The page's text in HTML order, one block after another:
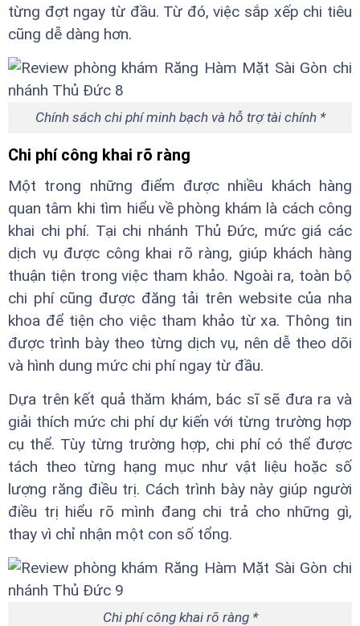
từng đợt ngay từ đầu. Từ đó, việc sắp xếp chi tiêu
cũng dễ dàng hơn.
Chính sách chi phí minh bạch và hỗ trợ tài chính *
Chi phí công khai rõ ràng
Một trong những điểm được nhiều khách hàng
quan tâm khi tìm hiểu về phòng khám là cách công
khai chi phí. Tại chi nhánh Thủ Đức, mức giá các
dịch vụ được công khai rõ ràng, giúp khách hàng
thuận tiện trong việc tham khảo. Ngoài ra, toàn bộ
chi phí cũng được đăng tải trên website của nha
khoa để tiện cho việc tham khảo từ xa. Thông tin
được trình bày theo từng dịch vụ, nên dễ theo dõi
và hình dung mức chi phí ngay từ đầu.
Dựa trên kết quả thăm khám, bác sĩ sẽ đưa ra và
giải thích mức chi phí dự kiến với từng trường hợp
cụ thể. Tùy từng trường hợp, chi phí có thể được
tách theo từng hạng mục như vật liệu hoặc số
lượng răng điều trị. Cách trình bày này giúp người
điều trị hiểu rõ mình đang chi trả cho những gì,
thay vì chỉ nhận một con số tổng.
Chi phí công khai rõ ràng *